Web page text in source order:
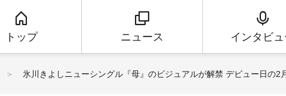
トップ ニュース インタビュ
氷川きよしニューシングル『母』のビジュアルが解禁 デビュー日の